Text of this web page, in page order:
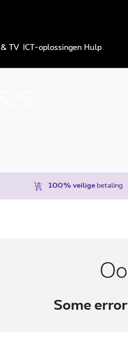
& TV ICT-oplossingen Hulp
100% veilige betaling
Some